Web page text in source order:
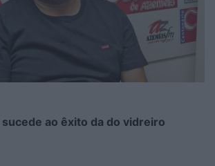
sucede ao êxito da do vidreiro